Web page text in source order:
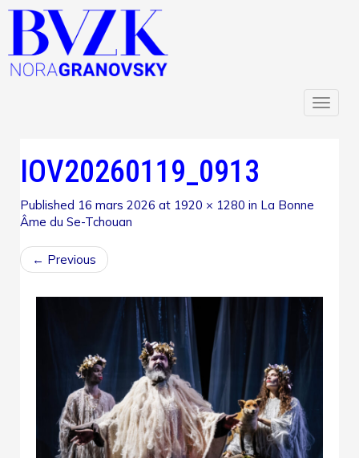
Toggle
IOV20260119_0913
Published 16 mars 2026 at 1920 × 1280 in La Bonne
Âme du Se-Tchouan
← Previous